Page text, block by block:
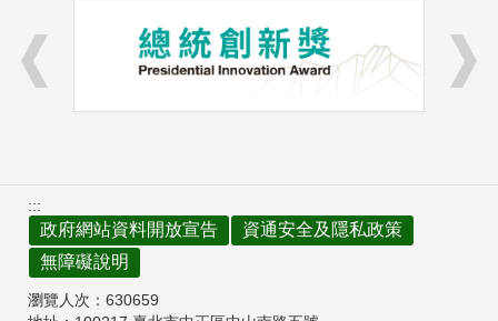
:::
政府網站資料開放宣告
資通安全及隱私政策
無障礙說明
瀏覽人次： 630659